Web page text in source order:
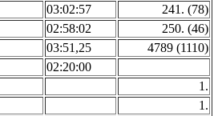
03:02:57
241. (78)
02:58:02
250. (46)
03:51,25
4789 (1110)
02:20:00
1.
1.